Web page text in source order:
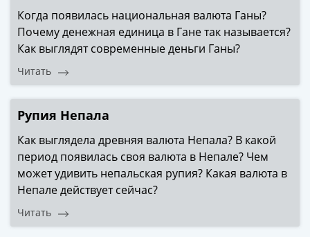
(1533-
1584)
Василий
(1505-­
Иван
(1462-­
1505)
Василий
Темный
(1425-­
Когда появилась национальная валюта Ганы?
Почему денежная единица в Гане так называется?
Как выглядят современные деньги Ганы?
Читать
Рупия Непала
Как выглядела древняя валюта Непала? В какой
период появилась своя валюта в Непале? Чем
может удивить непальская рупия? Какая валюта в
Непале действует сейчас?
Читать